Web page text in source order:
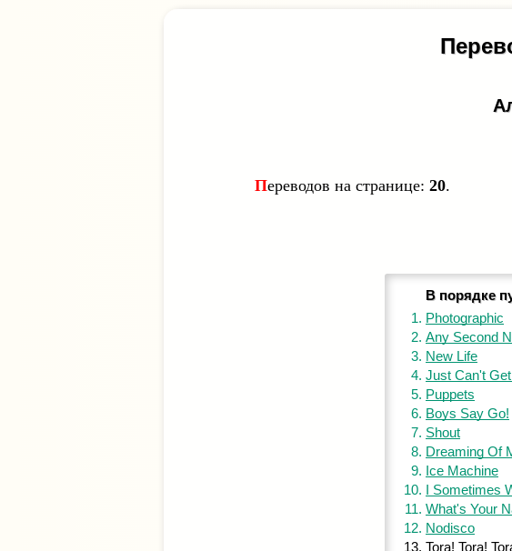
Переводов на странице: 20.
В порядке
Photographic
Any Second
New Life
Just Can't
Puppets
Boys Say Go!
Shout
Dreaming Of
Ice Machine
I Sometimes
What's Your
Nodisco
Tora! Tora!